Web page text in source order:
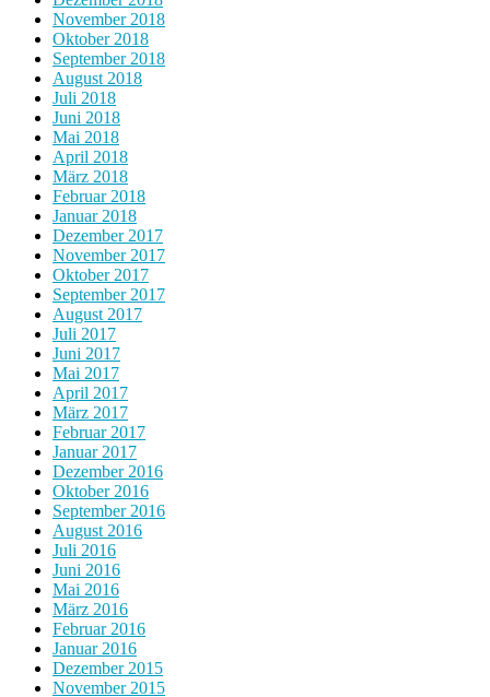
November 2018
Oktober 2018
September 2018
August 2018
Juli 2018
Juni 2018
Mai 2018
April 2018
März 2018
Februar 2018
Januar 2018
Dezember 2017
November 2017
Oktober 2017
September 2017
August 2017
Juli 2017
Juni 2017
Mai 2017
April 2017
März 2017
Februar 2017
Januar 2017
Dezember 2016
Oktober 2016
September 2016
August 2016
Juli 2016
Juni 2016
Mai 2016
März 2016
Februar 2016
Januar 2016
Dezember 2015
November 2015